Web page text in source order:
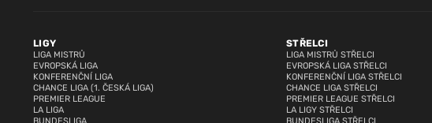
LIGY
LIGA MISTRŮ
EVROPSKÁ LIGA
KONFERENČNÍ LIGA
CHANCE LIGA (1. ČESKÁ LIGA)
PREMIER LEAGUE
LA LIGA
STŘELCI
LIGA MISTRŮ STŘELCI
EVROPSKÁ LIGA STŘELCI
KONFERENČNÍ LIGA STŘELCI
CHANCE LIGA STŘELCI
PREMIER LEAGUE STŘELCI
LA LIGY STŘELCI